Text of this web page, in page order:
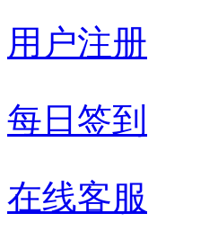
用户注册
每日签到
在线客服